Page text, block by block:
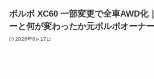
ボルボ XC60 一部変更で全車AWD化
ーと何が変わったか元ボルボオーナ
2026年6月17日